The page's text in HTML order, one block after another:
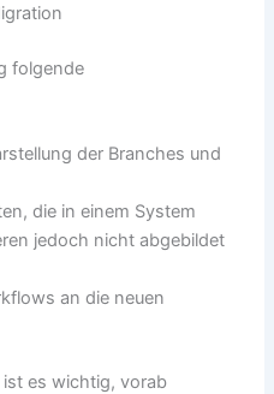
folgende
der Branches und
die in einem System
jedoch nicht abgebildet
an die neuen
es wichtig, vorab